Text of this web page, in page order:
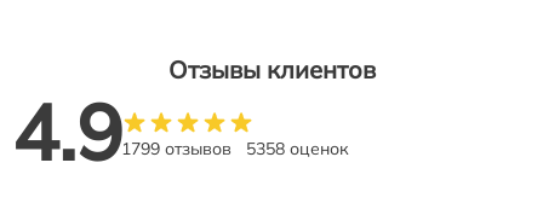
Отзывы клиентов
4.91799 отзывов 5358 оценок